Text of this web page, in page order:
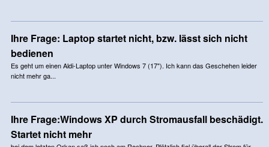
Ihre Frage: Laptop startet nicht, bzw. lässt sich nicht
bedienen
Es geht um einen Aldi-Laptop unter Windows 7 (17"). Ich kann das Geschehen leider
nicht mehr ga...
Ihre Frage:Windows XP durch Stromausfall beschädigt.
Startet nicht mehr